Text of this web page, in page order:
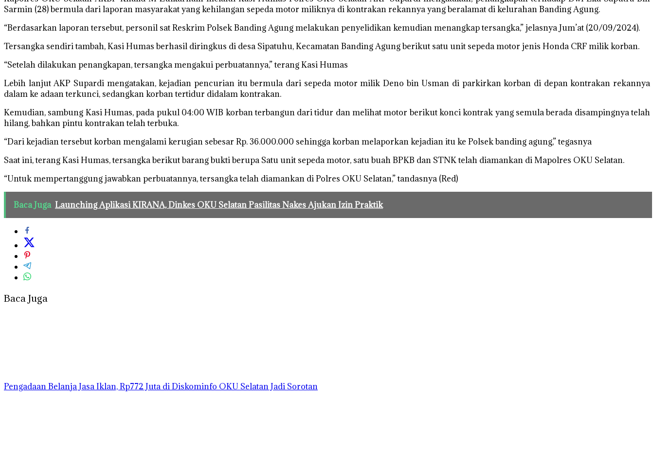
Sarmin (28) bermula dari laporan masyarakat yang kehilangan sepeda motor miliknya di kontrakan rekannya yang beralamat di kelurahan Banding Agung.
“Berdasarkan laporan tersebut, personil sat Reskrim Polsek Banding Agung melakukan penyelidikan kemudian menangkap tersangka,” jelasnya Jum’at (20/09/2024).
Tersangka sendiri tambah, Kasi Humas berhasil diringkus di desa Sipatuhu, Kecamatan Banding Agung berikut satu unit sepeda motor jenis Honda CRF milik korban.
“Setelah dilakukan penangkapan, tersangka mengakui perbuatannya,” terang Kasi Humas
Lebih lanjut AKP Supardi mengatakan, kejadian pencurian itu bermula dari sepeda motor milik Deno bin Usman di parkirkan korban di depan kontrakan rekannya
dalam ke adaan terkunci, sedangkan korban tertidur didalam kontrakan.
Kemudian, sambung Kasi Humas, pada pukul 04:00 WIB korban terbangun dari tidur dan melihat motor berikut konci kontrak yang semula berada disampingnya telah
hilang, bahkan pintu kontrakan telah terbuka.
“Dari kejadian tersebut korban mengalami kerugian sebesar Rp. 36.000.000 sehingga korban melaporkan kejadian itu ke Polsek banding agung,” tegasnya
Saat ini, terang Kasi Humas, tersangka berikut barang bukti berupa Satu unit sepeda motor, satu buah BPKB dan STNK telah diamankan di Mapolres OKU Selatan.
“Untuk mempertanggung jawabkan perbuatannya, tersangka telah diamankan di Polres OKU Selatan,” tandasnya (Red)
Baca Juga Launching Aplikasi KIRANA, Dinkes OKU Selatan Pasilitas Nakes Ajukan Izin Praktik
Baca Juga
Pengadaan Belanja Jasa Iklan, Rp772 Juta di Diskominfo OKU Selatan Jadi Sorotan